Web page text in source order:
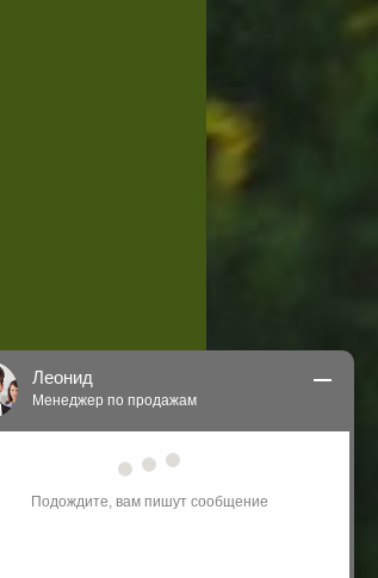
домов с
Леонид
Менеджер по продажам
Я могу
и проектам.